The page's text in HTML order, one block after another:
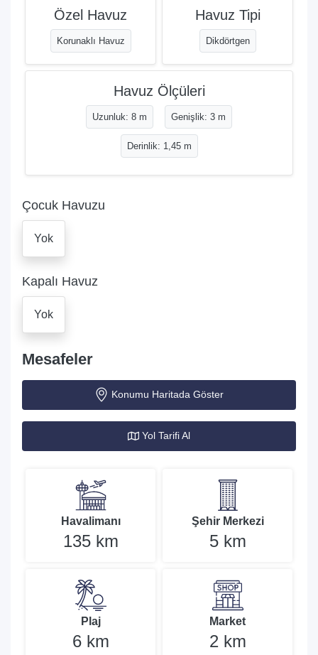
Özel Havuz
Korunaklı Havuz
Havuz Tipi
Dikdörtgen
Havuz Ölçüleri
Uzunluk: 8 m Genişlik: 3 m
Derinlik: 1,45 m
Çocuk Havuzu
Yok
Kapalı Havuz
Yok
Mesafeler
Konumu Haritada Göster
Yol Tarifi Al
Havalimanı
135 km
Şehir Merkezi
5 km
Plaj
6 km
Market
2 km